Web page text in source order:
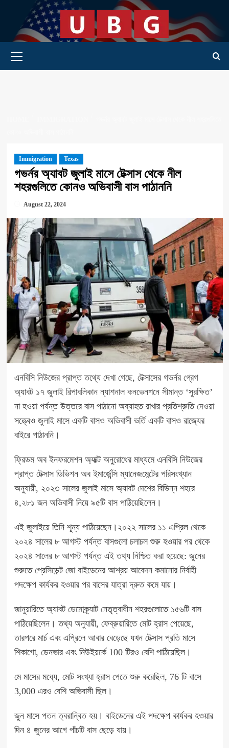
content
Primary Menu
Immigration Texas
গভর্নর অ্যাবট জুলাই মাসে টেক্সাস থেকে নীল
শহরগুলিতে কোনও অভিবাসী বাস পাঠাননি
August 22, 2024
এনবিসি নিউজের প্রাপ্ত তথ্যে দেখা গেছে, টেক্সাসের গভর্নর গ্রেগ
অ্যাবট ১৭ জুলাই রিপাবলিকান ন্যাশনাল কনভেনশনে সীমান্ত‘সুরক্ষিত’
না হওয়া পর্যন্ত উত্তরে বাস পাঠানো অব্যাহত রাখার প্রতিশ্রুতি দেওয়া
সত্ত্বেও জুলাই মাসে একটি বাসও অভিবাসী ভর্তি একটি বাসও রাজ্যের
বাইরে পাঠাননি।
ফ্রিডম অব ইনফরমেশন অ্যাক্ট অনুরোধের মাধ্যমে এনবিসি নিউজের
প্রাপ্ত টেক্সাস ডিভিশন অব ইমার্জেন্সি ম্যানেজমেন্টের পরিসংখ্যান
অনুযায়ী, ২০২৩ সালের জুলাই মাসে অ্যাবট দেশের বিভিন্ন শহরে
৪,২৮১ জন অভিবাসী নিয়ে ৯৫টি বাস পাঠিয়েছিলেন।
এই জুলাইয়ে তিনি শূন্য পাঠিয়েছেন।২০২২ সালের ১১ এপ্রিল থেকে
২০২৪ সালের ৮ আগস্ট পর্যন্ত বাসগুলো চলাচল শুরু হওয়ার পর থেকে
২০২৪ সালের ৮ আগস্ট পর্যন্ত এই তথ্য নিশ্চিত করা হয়েছে: জুনের
শুরুতে প্রেসিডেন্ট জো বাইডেনের আশ্রয় আবেদন কমানোর নির্বাহী
পদক্ষেপ কার্যকর হওয়ার পর বাসের যাত্রা দ্রুত কমে যায়।
জানুয়ারিতে অ্যাবট ডেমোক্র্যাট নেতৃত্বাধীন শহরগুলোতে ১৫৬টি বাস
পাঠিয়েছিলেন। তথ্য অনুযায়ী, ফেব্রুয়ারিতে মোট হ্রাস পেয়েছে,
তারপরে মার্চ এবং এপ্রিলে আবার বেড়েছে যখন টেক্সাস প্রতি মাসে
শিকাগো, ডেনভার এবং নিউইয়র্কে 100 টিরও বেশি পাঠিয়েছিল।
মে মাসের মধ্যে, মোট সংখ্যা হ্রাস পেতে শুরু করেছিল, 76 টি বাসে
3,000 এরও বেশি অভিবাসী ছিল।
জুন মাসে পতন ত্বরান্বিত হয়। বাইডেনের এই পদক্ষেপ কার্যকর হওয়ার
দিন ৪ জুনের আগে পাঁচটি বাস ছেড়ে যায়।